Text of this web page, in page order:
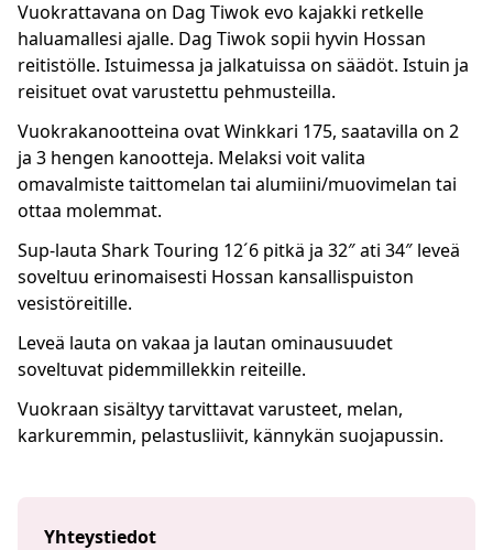
Vuokrattavana on Dag Tiwok evo kajakki retkelle
haluamallesi ajalle. Dag Tiwok sopii hyvin Hossan
reitistölle. Istuimessa ja jalkatuissa on säädöt. Istuin ja
reisituet ovat varustettu pehmusteilla.
Vuokrakanootteina ovat Winkkari 175, saatavilla on 2
ja 3 hengen kanootteja. Melaksi voit valita
omavalmiste taittomelan tai alumiini/muovimelan tai
ottaa molemmat.
Sup-lauta Shark Touring 12´6 pitkä ja 32″ ati 34″ leveä
soveltuu erinomaisesti Hossan kansallispuiston
vesistöreitille.
Leveä lauta on vakaa ja lautan ominausuudet
soveltuvat pidemmillekkin reiteille.
Vuokraan sisältyy tarvittavat varusteet, melan,
karkuremmin, pelastusliivit, kännykän suojapussin.
Yhteystiedot